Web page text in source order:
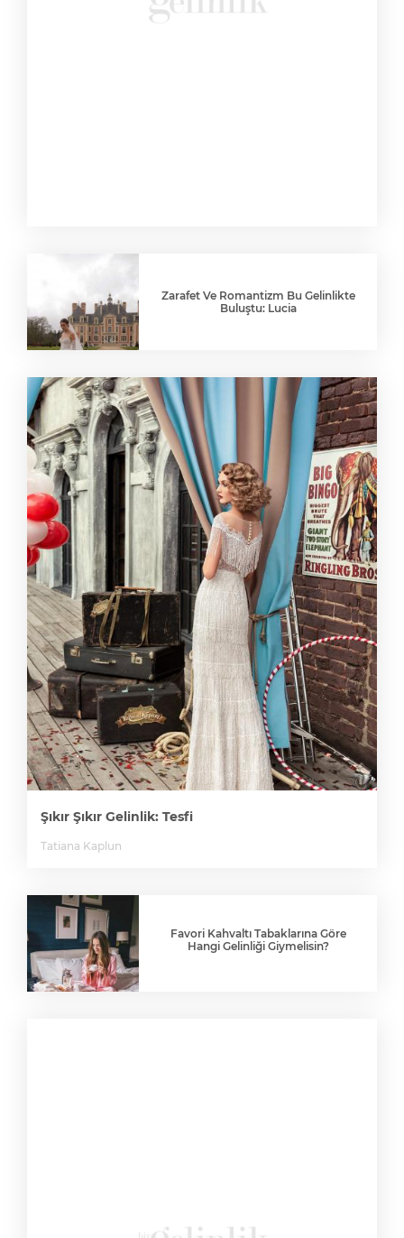
Zarafet Ve Romantizm Bu Gelinlikte
Buluştu: Lucia
Şıkır Şıkır Gelinlik: Tesfi
Tatiana Kaplun
Favori Kahvaltı Tabaklarına Göre
Hangi Gelinliği Giymelisin?